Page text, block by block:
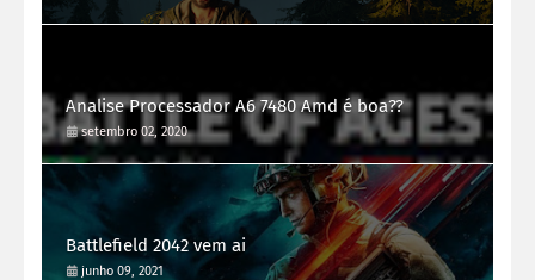
Analise Processador A6 7480 Amd é boa??
setembro 02, 2020
Battlefield 2042 vem ai
junho 09, 2021